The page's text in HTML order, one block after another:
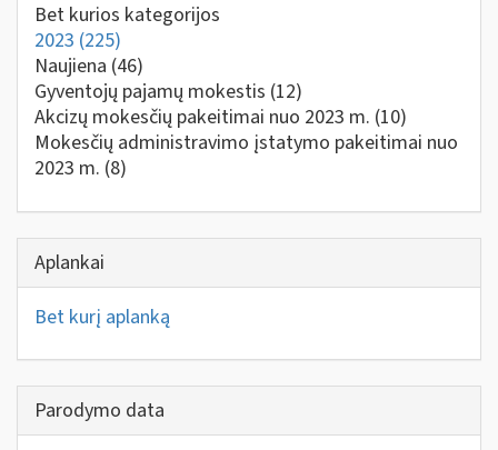
Bet kurios kategorijos
2023 (225)
Naujiena (46)
Gyventojų pajamų mokestis (12)
Akcizų mokesčių pakeitimai nuo 2023 m. (10)
Mokesčių administravimo įstatymo pakeitimai nuo
2023 m. (8)
Aplankai
Bet kurį aplanką
Parodymo data